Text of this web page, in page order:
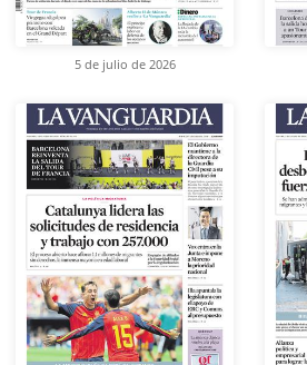
5 de julio de 2026